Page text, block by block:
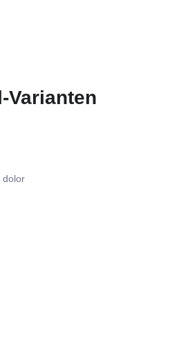
Varianten
dolor